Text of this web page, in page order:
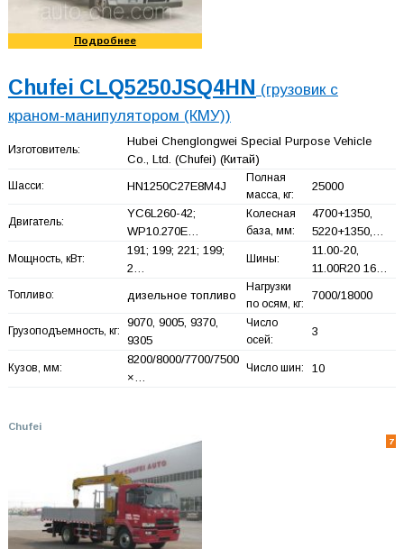
Подробнее
Chufei CLQ5250JSQ4HN (грузовик с
краном-манипулятором (КМУ))
Изготовитель:
Hubei Chenglongwei Special Purpose Vehicle
Co., Ltd. (Chufei) (Китай)
Шасси: HN1250C27E8M4J
Полная
масса, кг:
25000
Двигатель:
YC6L260-42;
WP10.270E…
Колесная
база, мм:
4700+1350,
5220+1350,…
Мощность, кВт:
191; 199; 221; 199;
2…
Шины:
11.00-20,
11.00R20 16…
Топливо: дизельное топливо
Нагрузки
по осям, кг:
7000/18000
Грузоподъемность, кг:
9070, 9005, 9370,
9305
Число
осей:
3
Кузов, мм:
8200/8000/7700/7500
×…
Число шин: 10
Chufei
7